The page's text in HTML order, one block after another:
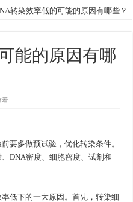
转染效率低的可能的原因有哪些？
能的原因有哪
看
要多做预试验，优化转染条件。
DNA密度、细胞密度、试剂和
低下的一大原因。首先，转染细